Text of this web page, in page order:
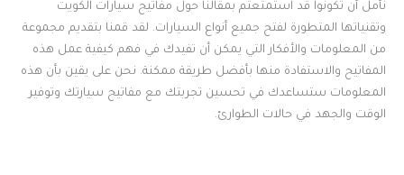
نأمل أن تكونوا قد استمتعتم بمقالنا حول مفاتيح سيارات الكويت
وتقنياتها المتطورة لفتح جميع أنواع السيارات. لقد قمنا بتقديم مجموعة
من المعلومات والأفكار التي يمكن أن تفيدك في فهم كيفية عمل هذه
المفاتيح والاستفادة منها بأفضل طريقة ممكنة. نحن على يقين بأن هذه
المعلومات ستساعدك في تحسين تجربتك مع مفاتيح سيارتك وتوفير
الوقت والجهد في حالات الطوارئ.